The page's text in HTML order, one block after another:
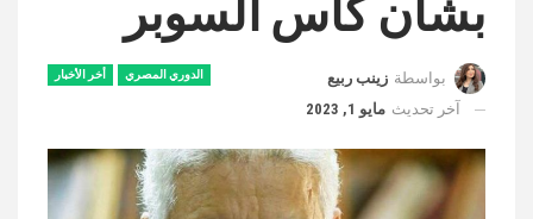
بشأن كأس السوبر
الدوري المصري أخر الأخبار بواسطة زينب ربيع
آخر تحديث مايو 1, 2023